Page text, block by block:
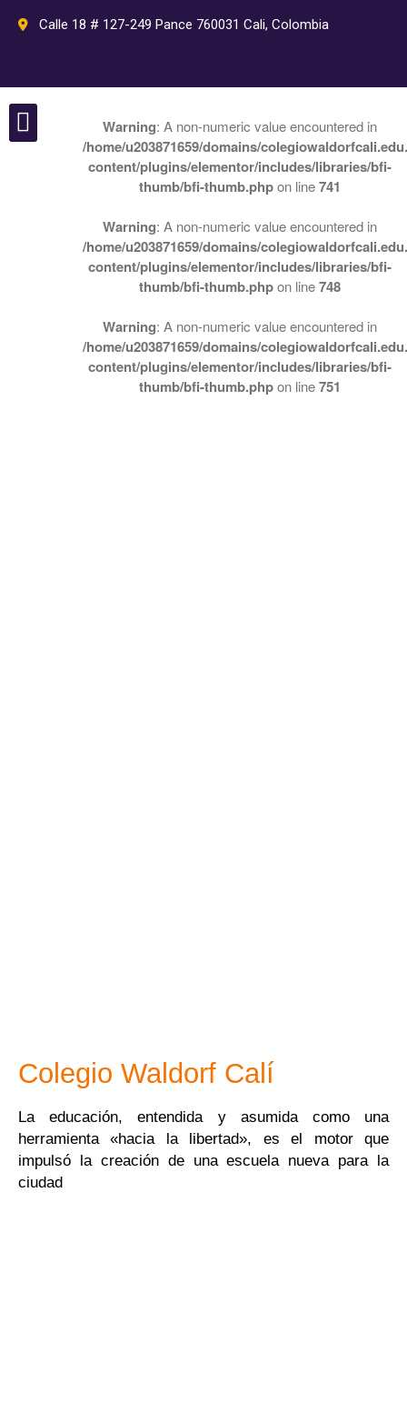
Inicio
Pedagogía
Pedagogía Waldorf
Plan de estudios Waldorf
Rudolf Steiner
Septenios
[spu popup="734"]
[/spu]
Calle 18 # 127-249 Pance 760031 Cali, Colombia
Warning: A non-numeric value encountered in
/home/u203871659/domains/
content/plugins/elementor/includes/libraries/bfi-
thumb/bfi-thumb.phpon line741
Warning: A non-numeric value encountered in
/home/u203871659/domains/
content/plugins/elementor/includes/libraries/bfi-
thumb/bfi-thumb.phpon line748
Warning: A non-numeric value encountered in
/home/u203871659/domains/
content/plugins/elementor/includes/libraries/bfi-
thumb/bfi-thumb.phpon line751
Colegio Waldorf Calí
La educación, entendida y asumida como una
herramienta «hacia la libertad», es el motor que
impulsó la creación de una escuela nueva para la
ciudad